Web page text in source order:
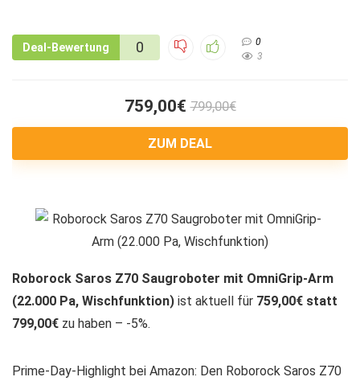
Deal-Bewertung 0
0
3
759,00€ 799,00€
ZUM DEAL
Roborock Saros Z70 Saugroboter mit OmniGrip-Arm
(22.000 Pa, Wischfunktion) ist aktuell für 759,00€ statt
799,00€ zu haben – -5%.
Prime-Day-Highlight bei Amazon: Den Roborock Saros Z70